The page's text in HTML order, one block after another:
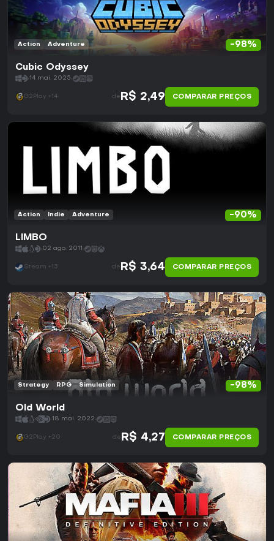
-98%
Action Adventure
Cubic Odyssey
14 mai. 2025
G2Play +14 de R$ 2,49 COMPARAR PREÇOS
-90%
Action Indie Adventure
LIMBO
02 ago. 2011
Steam +13 de R$ 3,64 COMPARAR PREÇOS
-98%
Strategy RPG Simulation
Old World
18 mai. 2022
G2Play +20 de R$ 4,27 COMPARAR PREÇOS